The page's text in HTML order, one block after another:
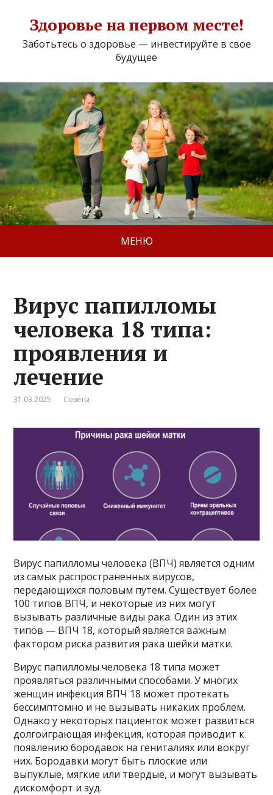
Здоровье на первом месте!
Заботьтесь о здоровье — инвестируйте в свое
будущее
МЕНЮ
Вирус папилломы
человека 18 типа:
проявления и
лечение
31.03.2025 Советы
Вирус папилломы человека (ВПЧ) является одним
из самых распространенных вирусов,
передающихся половым путем. Существует более
100 типов ВПЧ, и некоторые из них могут
вызывать различные виды рака. Один из этих
типов — ВПЧ 18, который является важным
фактором риска развития рака шейки матки.
Вирус папилломы человека 18 типа может
проявляться различными способами. У многих
женщин инфекция ВПЧ 18 может протекать
бессимптомно и не вызывать никаких проблем.
Однако у некоторых пациенток может развиться
долгоиграющая инфекция, которая приводит к
появлению бородавок на гениталиях или вокруг
них. Бородавки могут быть плоские или
выпуклые, мягкие или твердые, и могут вызывать
дискомфорт и зуд.